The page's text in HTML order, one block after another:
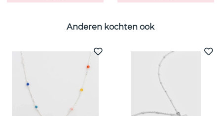
Anderen kochten ook